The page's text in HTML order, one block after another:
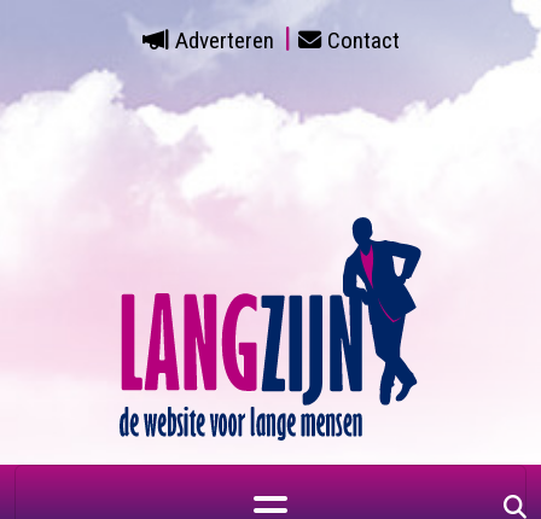
Adverteren Contact